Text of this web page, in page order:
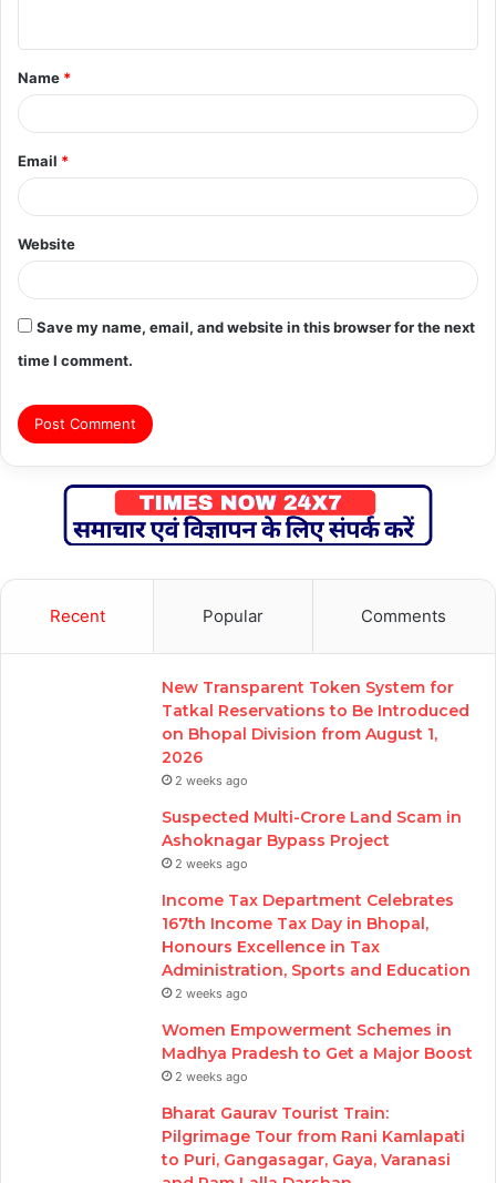
t
*
Name *
Email *
Website
Save my name, email, and website in this browser for the next
time I comment.
Recent Popular Comments
New Transparent Token System for
Tatkal Reservations to Be Introduced
on Bhopal Division from August 1,
2026
2 weeks ago
Suspected Multi-Crore Land Scam in
Ashoknagar Bypass Project
2 weeks ago
Income Tax Department Celebrates
167th Income Tax Day in Bhopal,
Honours Excellence in Tax
Administration, Sports and Education
2 weeks ago
Women Empowerment Schemes in
Madhya Pradesh to Get a Major Boost
2 weeks ago
Bharat Gaurav Tourist Train:
Pilgrimage Tour from Rani Kamlapati
to Puri, Gangasagar, Gaya, Varanasi